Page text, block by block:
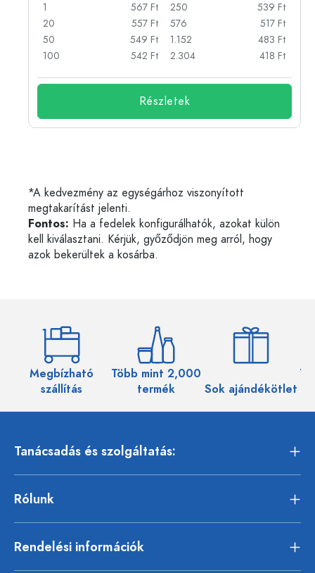
1
567 Ft
20
557 Ft
50
549 Ft
100
542 Ft
250
539 Ft
576
517 Ft
1.152
483 Ft
2.304
418 Ft
Részletek
*A kedvezmény az egységárhoz viszonyított
megtakarítást jelenti.
Fontos: Ha a fedelek konfigurálhatók, azokat külön
kell kiválasztani. Kérjük, győződjön meg arról, hogy
azok bekerültek a kosárba.
Megbízható
szállítás
Több mint 2,000
termék
Sok ajándékötlet
Tanácsadás és szolgáltatás:
Rólunk
Rendelési információk